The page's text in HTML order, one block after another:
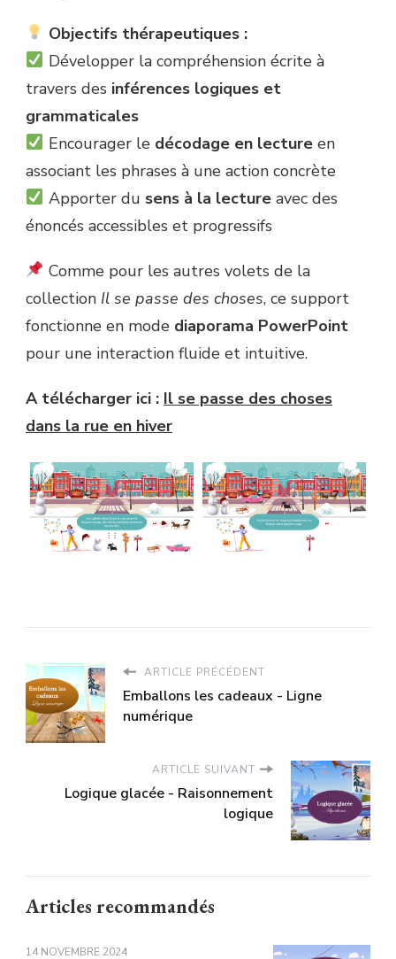
Objectifs thérapeutiques :
Développer la compréhension écrite à
travers des inférences logiques et
grammaticales
Encourager le décodage en lectureen
associant les phrases à une action concrète
Apporter du sens à la lectureavec des
énoncés accessibles et progressifs
Comme pour les autres volets de la
collection Il se passe des choses, ce support
fonctionne en mode diaporama PowerPoint
pour une interaction fluide et intuitive.
A télécharger ici : Il se passe des choses
dans la rue en hiver
ARTICLE PRÉCÉDENT
Emballons les cadeaux - Ligne
numérique
ARTICLE SUIVANT
Logique glacée - Raisonnement
logique
Articles recommandés
14 NOVEMBRE 2024